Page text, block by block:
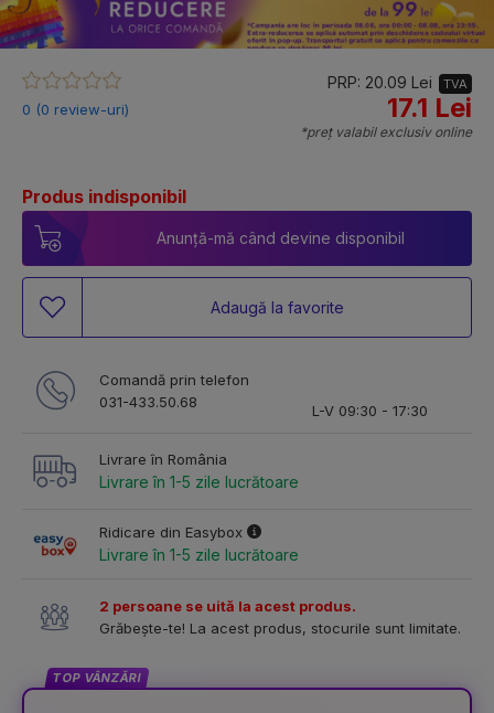
0 (0 review-uri)
PRP: 20.09 Lei TVA
17.1 Lei
*preț valabil exclusiv online
Produs indisponibil
Anunță-mă când devine disponibil
Adaugă la favorite
Comandă prin telefon
031-433.50.68
L-V 09:30 - 17:30
Livrare în România
Livrare în 1-5 zile lucrătoare
Ridicare din Easybox
Livrare în 1-5 zile lucrătoare
2 persoane se uită la acest produs.
Grăbește-te! La acest produs, stocurile sunt limitate.
TOP VÂNZĂRI